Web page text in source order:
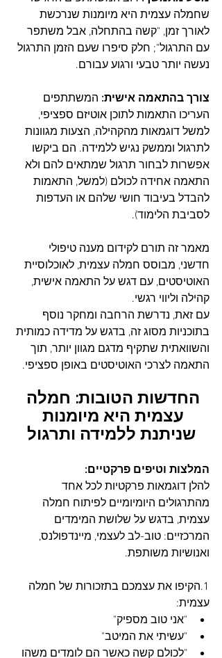
שחמלה עצמית היא מיומנות שנרכשת
לאורך זמן, "קשה בהתחלה, אבל משתפר
עם התרגול"; חלק סיפרו שעם הזמן התרגול
נעשה יותר טבעי ורגוע עבורם.
צורך בהתאמה אישית: המשתתפים
העריכו התאמות לתוכן אוטיזם ספציפי,
למשל דוגמאות מהקהילה, הצעות מגוונות
לתרגול וממשק נגיש ללמידה. הם ביקשו
אפשרות לבחור תרגול שמתאים להם ולא
התאמה אחידה לכולם (למשל, התאמות
להבדל בעיבוד חושי שלהם או העדפות
לסביבת הלימוד).
מאמר זה תורם לקידום מענה טיפולי
חדשני, מבוסס חמלה עצמית, לאוכלוסיית
האוטיסטים, עם דגש על התאמה אישית,
קהילה וליווי רגשי.
עם זאת, נדרשת הרחבה ומחקר נוסף
בתוכניות מסוג זה, בדגש על מדידה כמותית
והשוואתית שתקיף מדגם מגוון יותר, תוך
התאמה לצרכי האוטיסטים באופן ספציפי.
החדשות הטובות: חמלה
עצמית היא מיומנות
שניתנת ללמידה ותרגול
המלצות וטיפים פרקטיים:
להלן דוגמאות פרקטיות לכל אחד
מהתרגולים היומיומיים לפיתוח חמלה
עצמית, בדגש על שלושת המימדים
המרכזיים: טוב-לב לעצמי, מיינדפולנס,
ואנושיות משותפת.
1.הקיפו את עצמכם בתזכורות של חמלה
עצמית:
"אני טוב מספיק"
"עשיתי את המיטב"
"לכולם קשה כאשר הם לומדים משהו